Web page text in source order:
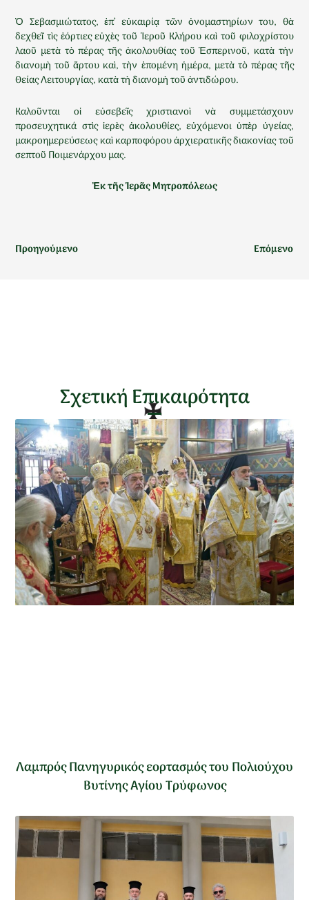
Ὁ Σεβασμιώτατος, ἐπ’ εὐκαιρίᾳ τῶν ὀνομαστηρίων του, θὰ
δεχθεῖ τὶς ἑόρτιες εὐχὲς τοῦ Ἱεροῦ Κλήρου καὶ τοῦ φιλοχρίστου
λαοῦ μετὰ τὸ πέρας τῆς ἀκολουθίας τοῦ Ἑσπερινοῦ, κατὰ τὴν
διανομὴ τοῦ ἄρτου καὶ, τὴν ἑπομένη ἡμέρα, μετὰ τὸ πέρας τῆς
Θείας Λειτουργίας, κατὰ τὴ διανομὴ τοῦ ἀντιδώρου.
Καλοῦνται οἱ εὐσεβεῖς χριστιανοὶ νὰ συμμετάσχουν
προσευχητικά στὶς ἱερὲς ἀκολουθίες, εὐχόμενοι ὑπὲρ ὑγείας,
μακροημερεύσεως καὶ καρποφόρου ἀρχιερατικῆς διακονίας τοῦ
σεπτοῦ Ποιμενάρχου μας.
Ἐκ τῆς Ἱερᾶς Μητροπόλεως
Προηγούμενο Επόμενο
Σχετική Επικαιρότητα
Λαμπρός Πανηγυρικός εορτασμός του Πολιούχου
Βυτίνης Αγίου Τρύφωνος